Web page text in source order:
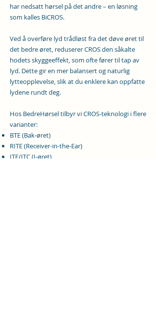
har nedsatt hørsel på det andre – en løsning
som kalles BiCROS.
Ved å overføre lyd trådløst fra det døve øret til
det bedre øret, reduserer CROS den såkalte
hodets skyggeeffekt, som ofte fører til tap av
lyd. Dette gir en mer balansert og naturlig
lytteopplevelse, slik at du enklere kan oppfatte
lydene rundt deg.
Hos BedreHørsel tilbyr vi CROS-teknologi i flere
varianter:
BTE (Bak-øret)
RITE (Receiver-in-the-Ear)
ITE/ITC (I-øret)